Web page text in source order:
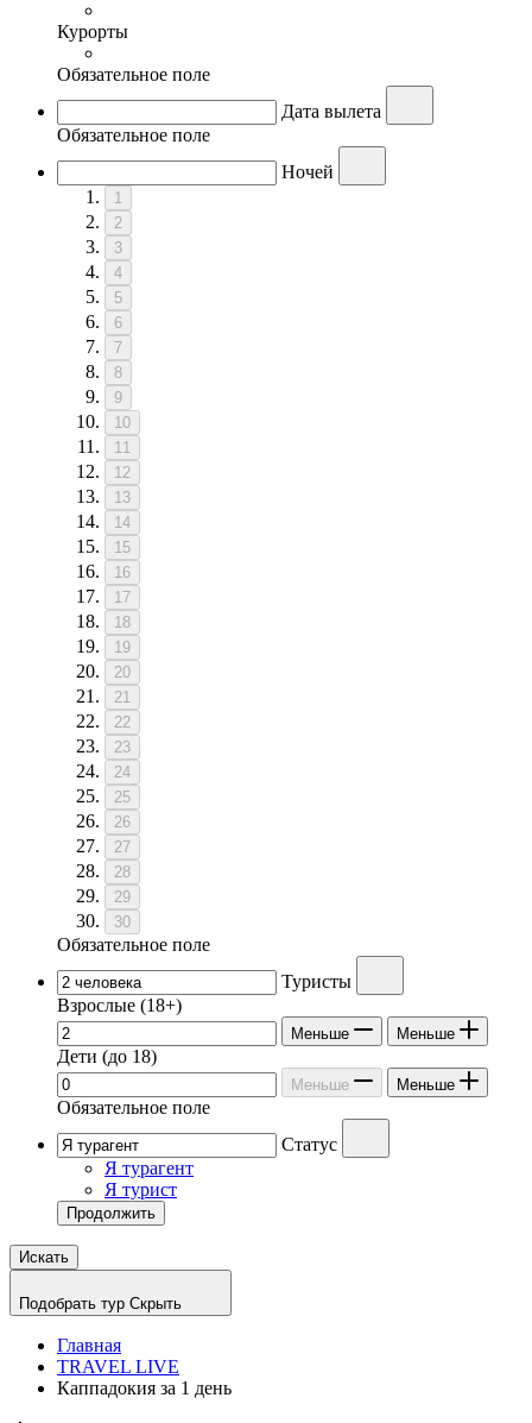
Курорты
Обязательное поле
Дата вылета
Обязательное поле
Ночей
1
2
3
4
5
6
7
8
9
10
11
12
13
14
15
16
17
18
19
20
21
22
23
24
25
26
27
28
29
30
Обязательное поле
Туристы
Взрослые (18+)
Меньше Меньше
Дети (до 18)
Меньше Меньше
Обязательное поле
Статус
Я турагент
Я турист
Продолжить
Искать
Подобрать тур Скрыть
Главная
TRAVEL LIVE
Каппадокия за 1 день